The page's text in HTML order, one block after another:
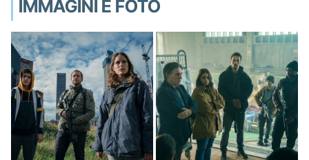
IMMAGINI E FOTO